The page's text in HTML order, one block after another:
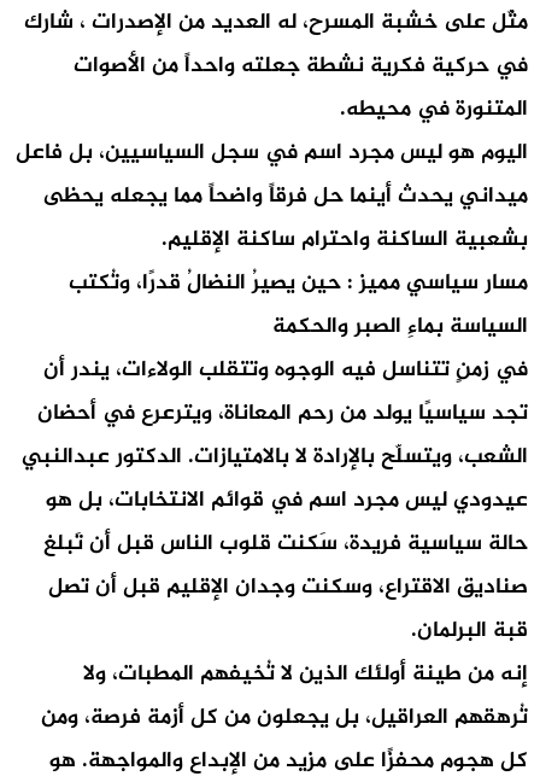
مثّل على خشبة المسرح، له العديد من الإصدرات ، شارك
في حركية فكرية نشطة جعلته واحداً من الأصوات
المتنورة في محيطه.
اليوم هو ليس مجرد اسم في سجل السياسيين، بل فاعل
ميداني يحدث أينما حل فرقاً واضحاً مما يجعله يحظى
بشعبية الساكنة واحترام ساكنة الإقليم.
مسار سياسي مميز : حين يصيرُ النضالُ قدرًا، وتُكتب
السياسة بماءِ الصبر والحكمة
في زمنٍ تتناسل فيه الوجوه وتتقلب الولاءات، يندر أن
تجد سياسيًا يولد من رحم المعاناة، ويترعرع في أحضان
الشعب، ويتسلّح بالإرادة لا بالامتيازات. الدكتور عبدالنبي
عيدودي ليس مجرد اسم في قوائم الانتخابات، بل هو
حالة سياسية فريدة، سَكنت قلوب الناس قبل أن تَبلغ
صناديق الاقتراع، وسكنت وجدان الإقليم قبل أن تصل
قبة البرلمان.
إنه من طينة أولئك الذين لا تُخيفهم المطبات، ولا
تُرهقهم العراقيل، بل يجعلون من كل أزمة فرصة، ومن
كل هجوم محفزًا على مزيد من الإبداع والمواجهة. هو